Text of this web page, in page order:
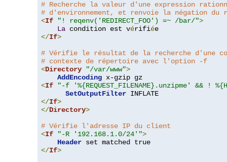
# Recherche la valeur d'une expression
# d'environnement, et renvoie la négation du
<If "! reqenv('REDIRECT_FOO') =~ /bar/">
La condition est vérifié
</If>
# Vérifie le résultat de la recherche d'une
# contexte de répertoire avec l'option -f
<Directory "/var/www">
AddEncoding
<If
"-f '%{REQUEST_FILENAME}.unzipme' && !
SetOutputFilter
</If>
</Directory>
# Vérifie l'adresse IP du client
<If "-R '192.168.1.0/24'">
Header
</If>